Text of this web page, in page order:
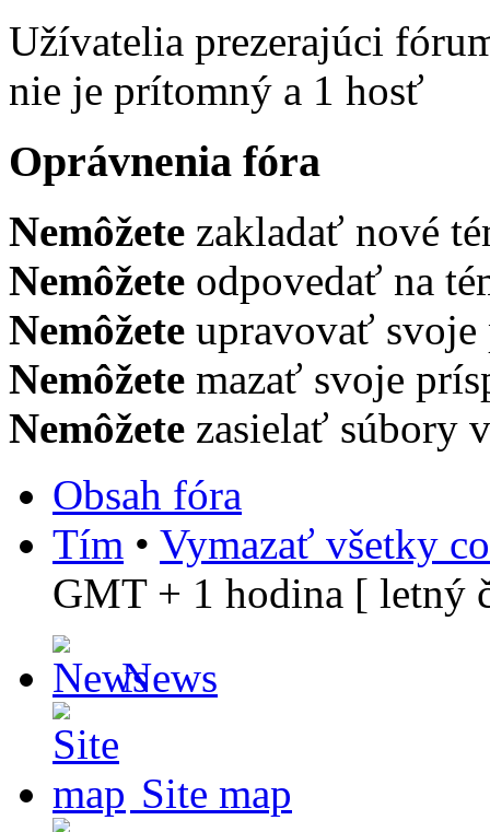
Užívatelia prezerajúci
nie je prítomný a 1 hosť
Oprávnenia fóra
Nemôžete zakladať nové
Nemôžete odpovedať na
Nemôžete upravovať
Nemôžete mazať svoje
Nemôžete zasielať súbory
Obsah fóra
Tím • Vymazať všetky
GMT + 1 hodina [ letný
News
Site map